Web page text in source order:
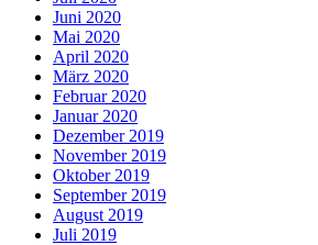
Juni 2020
Mai 2020
April 2020
März 2020
Februar 2020
Januar 2020
Dezember 2019
November 2019
Oktober 2019
September 2019
August 2019
Juli 2019